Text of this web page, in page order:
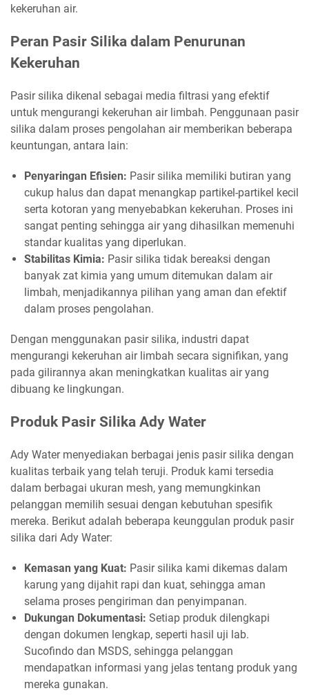
kekeruhan air.
Peran Pasir Silika dalam Penurunan
Kekeruhan
Pasir silika dikenal sebagai media filtrasi yang efektif
untuk mengurangi kekeruhan air limbah. Penggunaan pasir
silika dalam proses pengolahan air memberikan beberapa
keuntungan, antara lain:
Penyaringan Efisien: Pasir silika memiliki butiran yang
cukup halus dan dapat menangkap partikel-partikel kecil
serta kotoran yang menyebabkan kekeruhan. Proses ini
sangat penting sehingga air yang dihasilkan memenuhi
standar kualitas yang diperlukan.
Stabilitas Kimia: Pasir silika tidak bereaksi dengan
banyak zat kimia yang umum ditemukan dalam air
limbah, menjadikannya pilihan yang aman dan efektif
dalam proses pengolahan.
Dengan menggunakan pasir silika, industri dapat
mengurangi kekeruhan air limbah secara signifikan, yang
pada gilirannya akan meningkatkan kualitas air yang
dibuang ke lingkungan.
Produk Pasir Silika Ady Water
Ady Water menyediakan berbagai jenis pasir silika dengan
kualitas terbaik yang telah teruji. Produk kami tersedia
dalam berbagai ukuran mesh, yang memungkinkan
pelanggan memilih sesuai dengan kebutuhan spesifik
mereka. Berikut adalah beberapa keunggulan produk pasir
silika dari Ady Water:
Kemasan yang Kuat: Pasir silika kami dikemas dalam
karung yang dijahit rapi dan kuat, sehingga aman
selama proses pengiriman dan penyimpanan.
Dukungan Dokumentasi: Setiap produk dilengkapi
dengan dokumen lengkap, seperti hasil uji lab.
Sucofindo dan MSDS, sehingga pelanggan
mendapatkan informasi yang jelas tentang produk yang
mereka gunakan.